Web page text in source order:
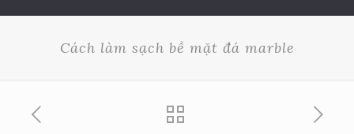
Cách làm sạch bề mặt đá marble